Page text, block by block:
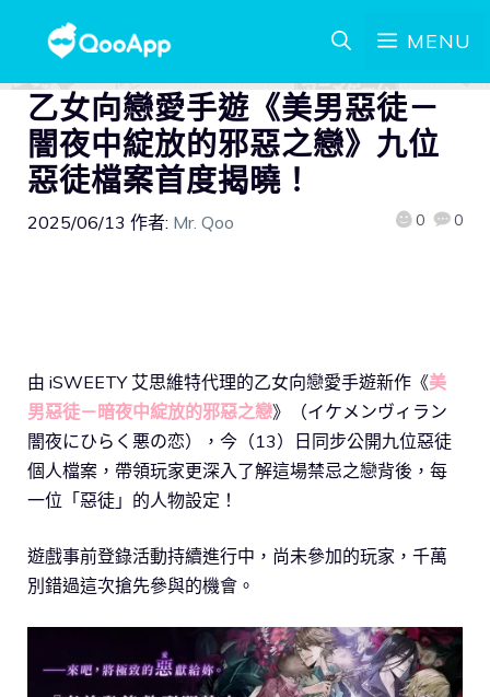
MENU
乙女向戀愛手遊《美男惡徒－
闇夜中綻放的邪惡之戀》九位
惡徒檔案首度揭曉！
2025/06/13 作者: Mr. Qoo 0 0
由 iSWEETY 艾思維特代理的乙女向戀愛手遊新作《美
男惡徒－暗夜中綻放的邪惡之戀》（イケメンヴィラン
闇夜にひらく悪の恋），今（13）日同步公開九位惡徒
個人檔案，帶領玩家更深入了解這場禁忌之戀背後，每
一位「惡徒」的人物設定！
遊戲事前登錄活動持續進行中，尚未參加的玩家，千萬
別錯過這次搶先參與的機會。